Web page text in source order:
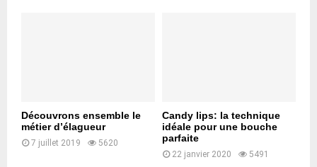
Découvrons ensemble le
métier d’élagueur
7 juillet 2019 5620
Candy lips: la technique
idéale pour une bouche
parfaite
22 janvier 2020 5491